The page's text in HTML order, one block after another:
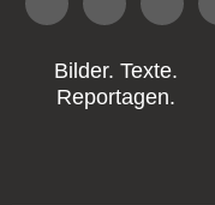
Bilder. Texte.
Reportagen.